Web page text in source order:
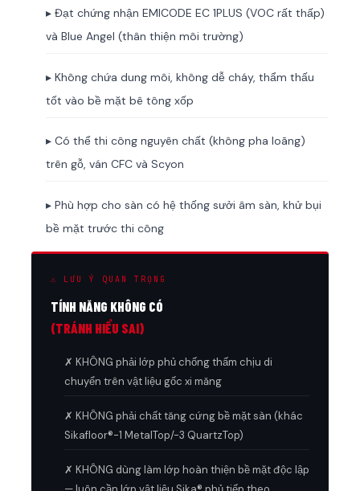
▸ Đạt chứng nhận EMICODE EC 1PLUS (VOC rất thấp)
và Blue Angel (thân thiện môi trường)
▸ Không chứa dung môi, không dễ cháy, thẩm thấu
tốt vào bề mặt bê tông xốp
▸ Có thể thi công nguyên chất (không pha loãng)
trên gỗ, ván CFC và Scyon
▸ Phù hợp cho sàn có hệ thống sưởi âm sàn, khử bụi
bề mặt trước thi công
⚠ LƯU Ý QUAN TRỌNG
TÍNH NĂNG KHÔNG CÓ
(TRÁNH HIỂU SAI)
✗ KHÔNG phải lớp phủ chống thấm chịu di
chuyển trên vật liệu gốc xi măng
✗ KHÔNG phải chất tăng cứng bề mặt sàn (khác
Sikafloor®-1 MetalTop/-3 QuartzTop)
✗ KHÔNG dùng làm lớp hoàn thiện bề mặt độc lập